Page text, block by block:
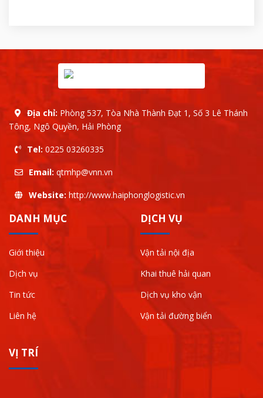
Địa chỉ: Phòng 537, Tòa Nhà Thành Đạt 1, Số 3 Lê Thánh
Tông, Ngô Quyền, Hải Phòng
Tel: 0225 03260335
Email: qtmhp@vnn.vn
Website: http://www.haiphonglogistic.vn
DANH MỤC
Giới thiệu
Dịch vụ
Tin tức
Liên hệ
DỊCH VỤ
Vận tải nội địa
Khai thuê hải quan
Dịch vụ kho vận
Vận tải đường biển
VỊ TRÍ